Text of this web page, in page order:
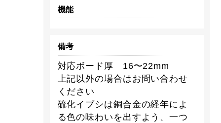
機能
備考
対応ボード厚 16〜22mm
上記以外の場合はお問い合わせ
ください
硫化イブシは銅合金の経年によ
る色の味わいを出すよう、一つ